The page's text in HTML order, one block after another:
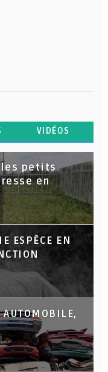
VIDÉOS
les petits
en
ESPÈCE EN
AUTOMOBILE,